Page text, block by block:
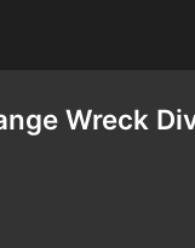
Wreck